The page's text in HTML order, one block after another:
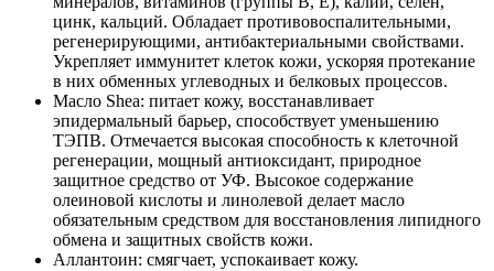
цинк, кальций. Обладает противовоспалительными,
регенерирующими, антибактериальными свойствами.
Укрепляет иммунитет клеток кожи, ускоряя протекание
в них обменных углеводных и белковых процессов.
Масло Shea: питает кожу, восстанавливает
эпидермальный барьер, способствует уменьшению
ТЭПВ. Отмечается высокая способность к клеточной
регенерации, мощный антиоксидант, природное
защитное средство от УФ. Высокое содержание
олеиновой кислоты и линолевой делает масло
обязательным средством для восстановления липидного
обмена и защитных свойств кожи.
Аллантоин: смягчает, успокаивает кожу.